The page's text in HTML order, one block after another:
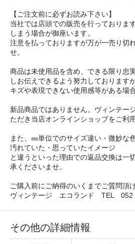
【ご注文前に必ずお読み下さい】
当社では店頭での販売を行っておりま
しまう場合が御座います。
注意を払っておりますが万が一売り切
せ。
商品は未使用品を含め、できる限り忠
しお伝えできるよう努力しております
キズや表現できない使用感等がある場
新品商品ではありません。ヴィンテー
ただき当店オンラインショップをご利
また、㎜単位でのサイズ違い・微妙な
汚れていた・思っていたイメージ
と違うといった理由での返品交換は一
承くださいませ。
ご購入前にご納得のいくまでご質問頂
ヴィンテージ エコランド TEL 052
その他の詳細情報